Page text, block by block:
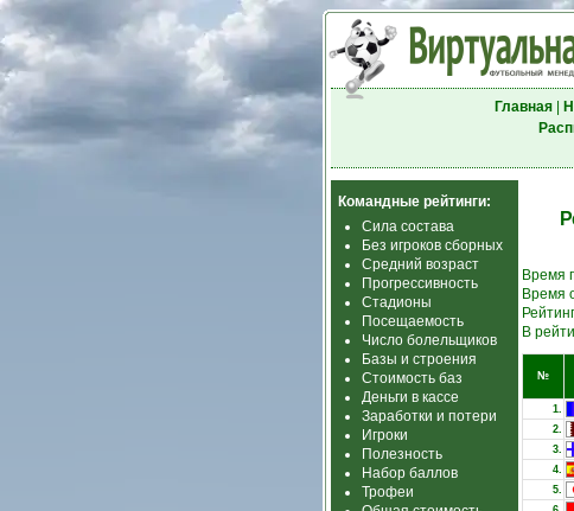
Главная|
Командные рейтинги:
Сила состава
Без игроков сборных
Средний возраст
Прогрессивность
Стадионы
Посещаемость
Число болельщиков
Базы и строения
Стоимость баз
Деньги в кассе
Заработки и потери
Игроки
Полезность
Набор баллов
Трофеи
Время
Время
В
№
1.
2.
3.
4.
5.